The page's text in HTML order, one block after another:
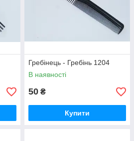
Гребінець - Гребінь 1204
В наявності
50 ₴
Купити